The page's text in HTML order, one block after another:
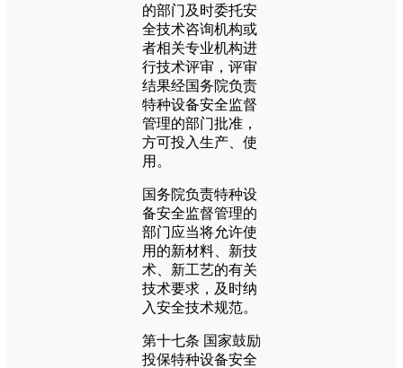
的部门及时委托安
全技术咨询机构或
者相关专业机构进
行技术评审，评审
结果经国务院负责
特种设备安全监督
管理的部门批准，
方可投入生产、使
用。
国务院负责特种设
备安全监督管理的
部门应当将允许使
用的新材料、新技
术、新工艺的有关
技术要求，及时纳
入安全技术规范。
第十七条 国家鼓励
投保特种设备安全